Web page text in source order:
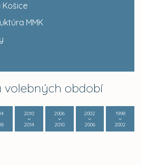
MMK
volebných období
2010
2014
2006
2010
2002
2006
1998
2002